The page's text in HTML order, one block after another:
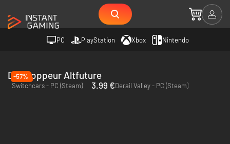
PC PlayStation Xbox Nintendo
Développeur Altfuture
-57%
Switchcars - PC (Steam)
3.99 €Derail Valley - PC (Steam)